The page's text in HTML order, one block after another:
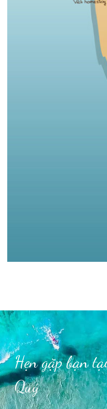
Hẹn gặp bạn
Quý